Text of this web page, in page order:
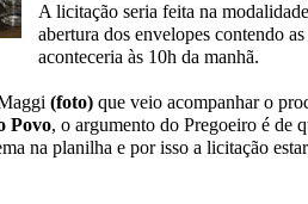
A licitação seria feita na
abertura dos envelopes contendo
aconteceria às 10h da manhã.
(foto) que veio acompanhar o
Povo, o argumento do Pregoeiro é de
na planilha e por isso a licitação